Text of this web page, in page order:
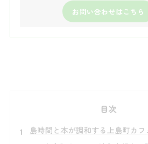
お問い合わせはこちら
目次
島時間と本が調和する上島町カフ